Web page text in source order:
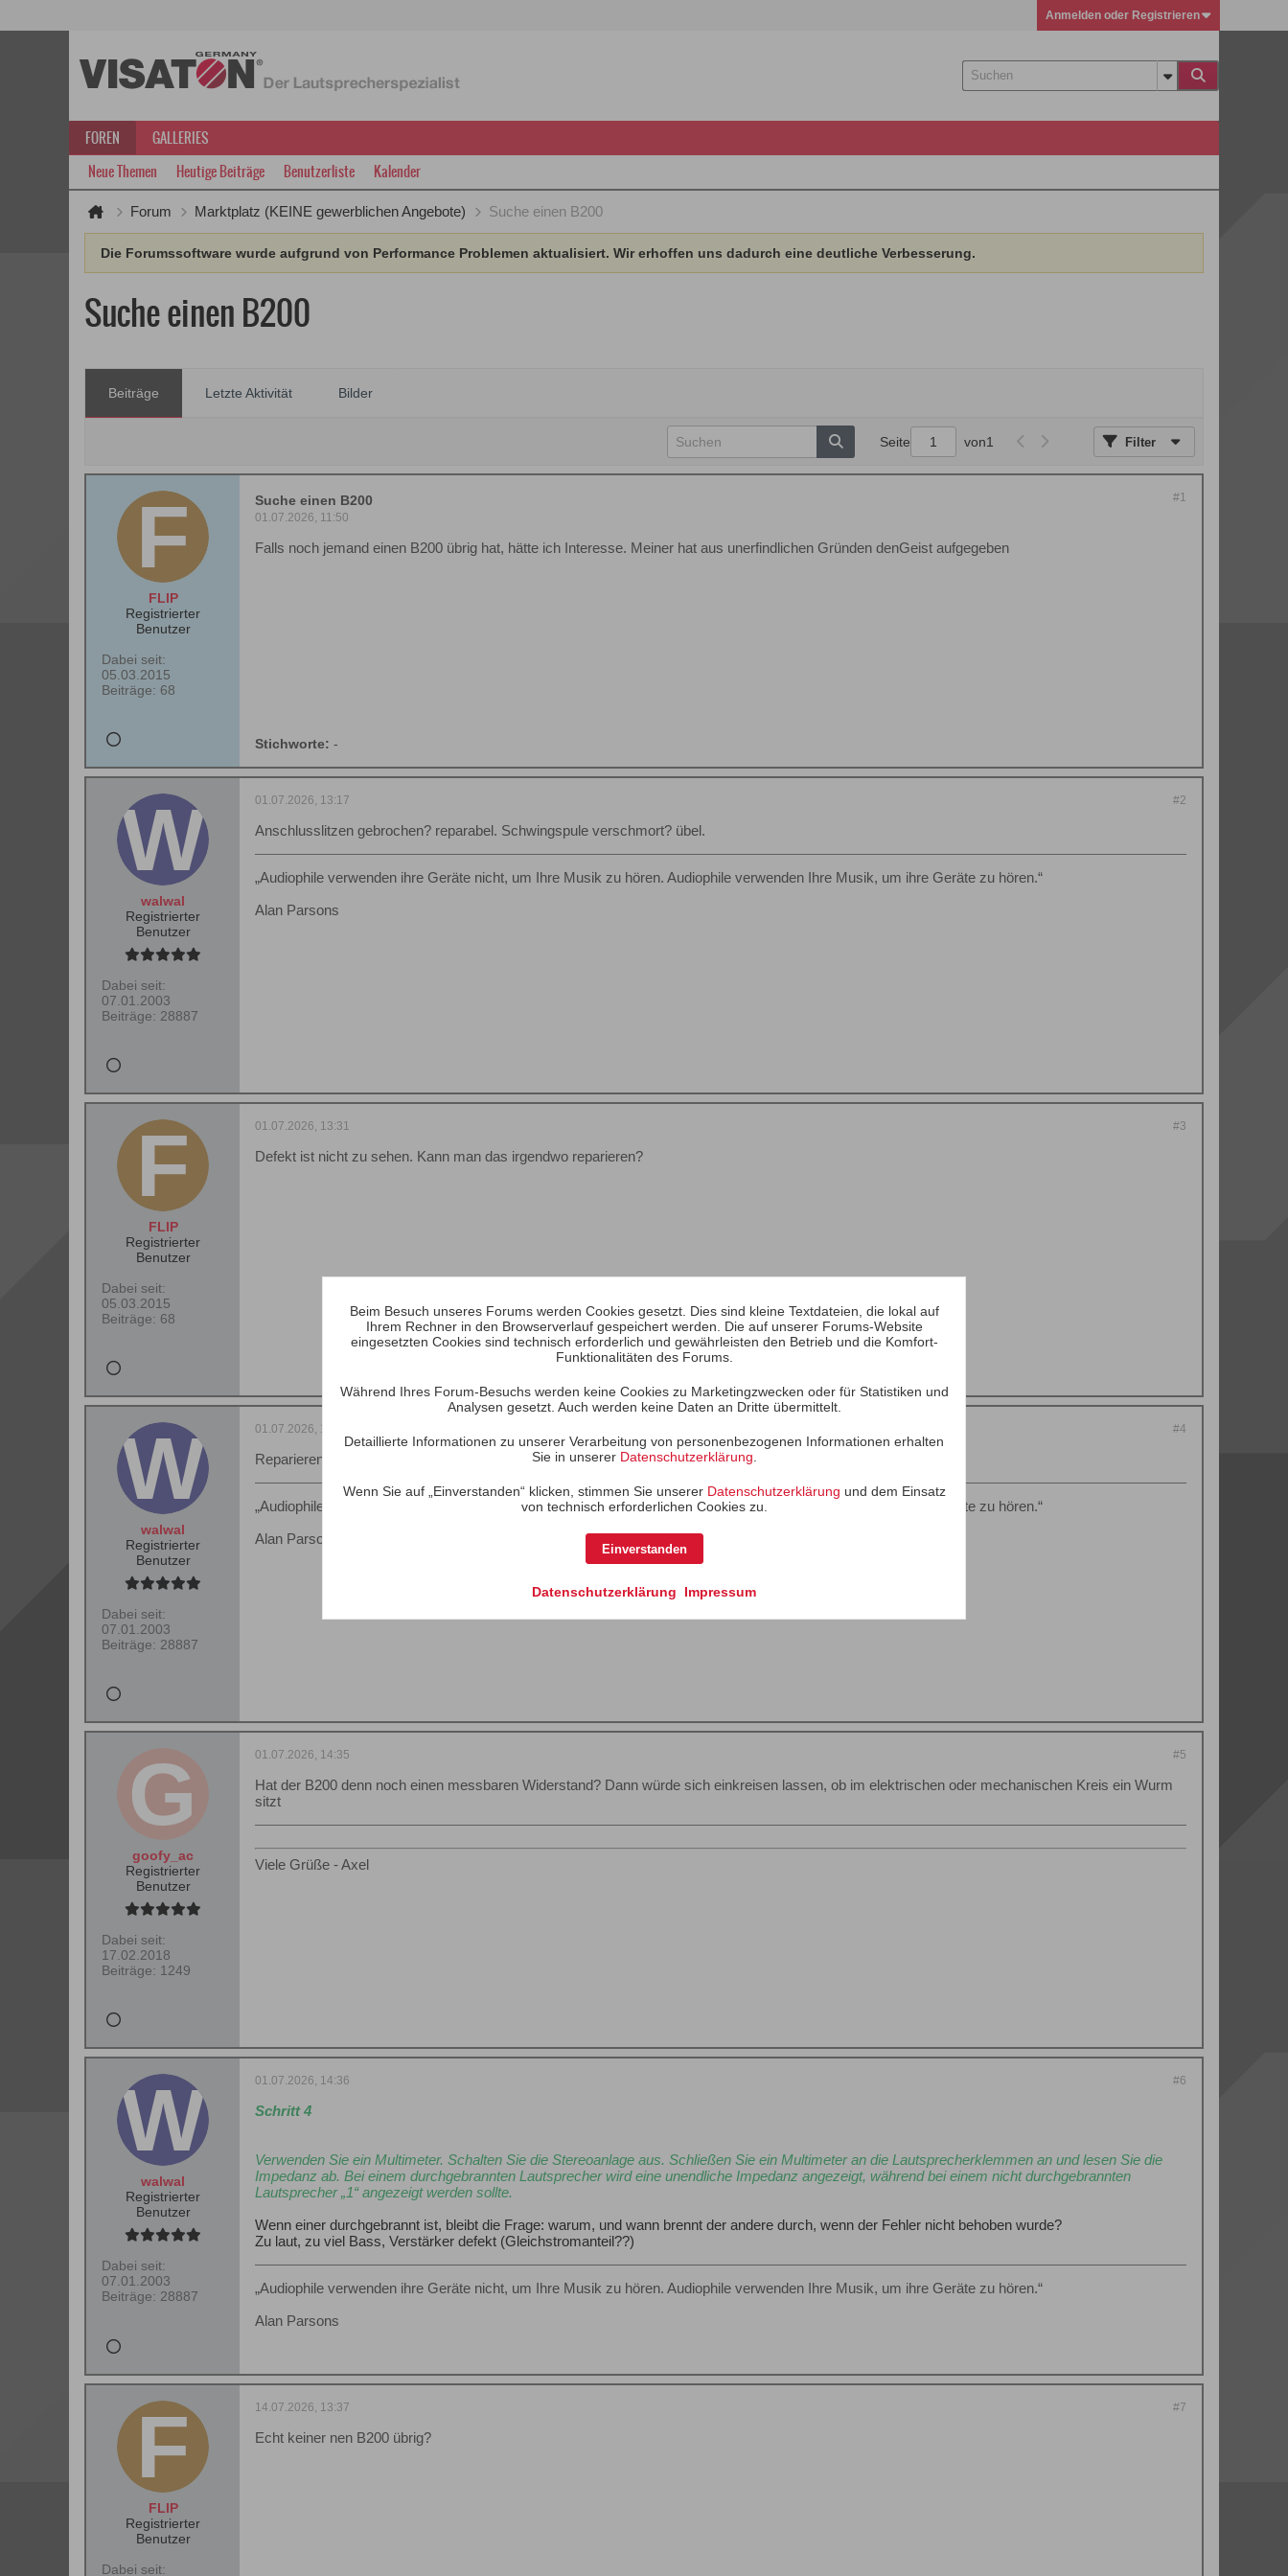
Anmelden oder Registrieren
FOREN
GALLERIES
Neue Themen
Heutige Beiträge Benutzerliste Kalender
Forum Marktplatz (KEINE gewerblichen Angebote) Suche einen B200
Die Forumssoftware wurde aufgrund von Performance Problemen aktualisiert. Wir erhoffen uns dadurch eine deutliche Verbesserung.
Suche einen B200
Beiträge Letzte Aktivität Bilder
Seite von1 Filter
FLIP
Registrierter
Benutzer
Dabei seit:
05.03.2015
Beiträge: 68
#1
Suche einen B200
01.07.2026, 11:50
Falls noch jemand einen B200 übrig hat, hätte ich Interesse. Meiner hat aus unerfindlichen Gründen denGeist aufgegeben
Stichworte: -
walwal
Registrierter
Benutzer
Dabei seit:
07.01.2003
Beiträge: 28887
#2
01.07.2026, 13:17
Anschlusslitzen gebrochen? reparabel. Schwingspule verschmort? übel.
„Audiophile verwenden ihre Geräte nicht, um Ihre Musik zu hören. Audiophile verwenden Ihre Musik, um ihre Geräte zu hören.“
Alan Parsons
FLIP
Registrierter
Benutzer
Dabei seit:
05.03.2015
Beiträge: 68
#3
01.07.2026, 13:31
Defekt ist nicht zu sehen. Kann man das irgendwo reparieren?
walwal
Registrierter
Benutzer
Dabei seit:
07.01.2003
Beiträge: 28887
#4
01.07.2026, 14:33
Reparieren geht, ist aber fraglich, ob das lohnt.
„Audiophile verwenden ihre Geräte nicht, um Ihre Musik zu hören. Audiophile verwenden Ihre Musik, um ihre Geräte zu hören.“
Alan Parsons
goofy_ac
Registrierter
Benutzer
Dabei seit:
17.02.2018
Beiträge: 1249
#5
01.07.2026, 14:35
Hat der B200 denn noch einen messbaren Widerstand? Dann würde sich einkreisen lassen, ob im elektrischen oder mechanischen Kreis ein Wurm
sitzt
Viele Grüße - Axel
walwal
Registrierter
Benutzer
Dabei seit:
07.01.2003
Beiträge: 28887
#6
01.07.2026, 14:36
Schritt 4
Verwenden Sie ein Multimeter. Schalten Sie die Stereoanlage aus. Schließen Sie ein Multimeter an die Lautsprecherklemmen an und lesen Sie die
Impedanz ab. Bei einem durchgebrannten Lautsprecher wird eine unendliche Impedanz angezeigt, während bei einem nicht durchgebrannten
Lautsprecher „1“ angezeigt werden sollte.
Wenn einer durchgebrannt ist, bleibt die Frage: warum, und wann brennt der andere durch, wenn der Fehler nicht behoben wurde?
Zu laut, zu viel Bass, Verstärker defekt (Gleichstromanteil??)
„Audiophile verwenden ihre Geräte nicht, um Ihre Musik zu hören. Audiophile verwenden Ihre Musik, um ihre Geräte zu hören.“
Alan Parsons
FLIP
Registrierter
Benutzer
Dabei seit:
#7
14.07.2026, 13:37
Echt keiner nen B200 übrig?
Beim Besuch unseres Forums werden Cookies gesetzt. Dies sind kleine Textdateien, die lokal auf
Ihrem Rechner in den Browserverlauf gespeichert werden. Die auf unserer Forums-Website
eingesetzten Cookies sind technisch erforderlich und gewährleisten den Betrieb und die Komfort-
Funktionalitäten des Forums.
Während Ihres Forum-Besuchs werden keine Cookies zu Marketingzwecken oder für Statistiken und
Analysen gesetzt. Auch werden keine Daten an Dritte übermittelt.
Detaillierte Informationen zu unserer Verarbeitung von personenbezogenen Informationen erhalten
Sie in unserer Datenschutzerklärung
Wenn Sie auf „Einverstanden“ klicken, stimmen Sie unserer Datenschutzerklärung und dem Einsatz
von technisch erforderlichen Cookies zu.
Datenschutzerklärung Impressum
Einverstanden